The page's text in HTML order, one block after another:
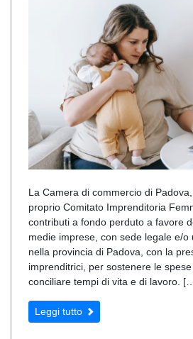
La Camera di commercio di
proprio Comitato Imprenditoria
contributi a fondo perduto a favore
medie imprese, con sede legale e/o
nella provincia di Padova, con la
imprenditrici, per sostenere le
conciliare tempi di vita e di lavoro.
Leggi tutto